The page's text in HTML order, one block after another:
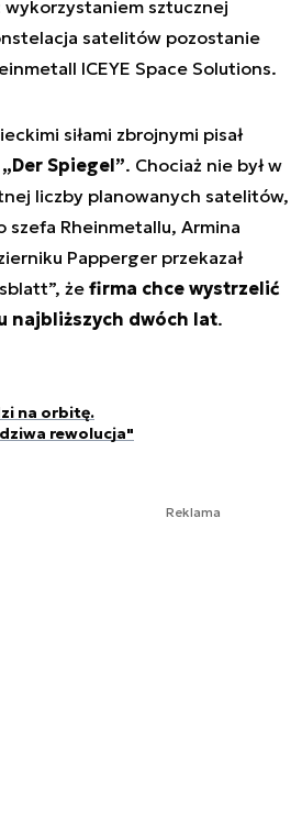
wykorzystaniem sztucznej
satelitów pozostanie
ICEYE Space Solutions.
siłami zbrojnymi pisał
Spiegel”. Chociaż nie był w
liczby planowanych satelitów,
szefa Rheinmetallu, Armina
Papperger przekazał
że firma chce wystrzelić
najbliższych dwóch lat.
na orbitę.
rewolucja"
Reklama